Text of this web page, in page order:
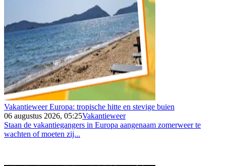
Vakantieweer Europa: tropische hitte en stevige buien
06 augustus 2026, 05:25Vakantieweer
Staan de vakantiegangers in Europa aangenaam zomerweer te
wachten of moeten zij...